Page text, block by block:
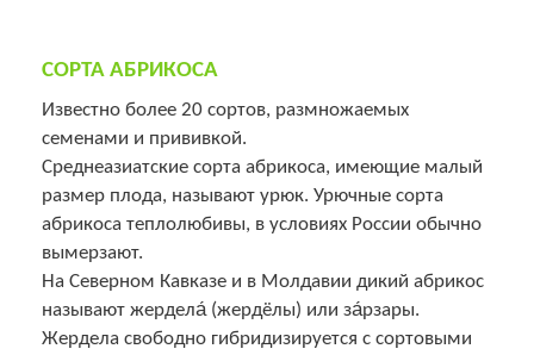
СОРТА АБРИКОСА
Известно более 20 сортов, размножаемых
семенами и прививкой.
Среднеазиатские сорта абрикоса, имеющие малый
размер плода, называют урюк. Урючные сорта
абрикоса теплолюбивы, в условиях России обычно
вымерзают.
На Северном Кавказе и в Молдавии дикий абрикос
называют жердела́ (жердёлы) или за́рзары.
Жердела свободно гибридизируется с сортовыми